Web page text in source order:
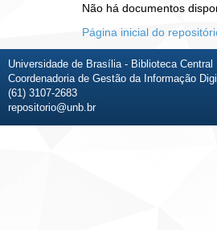
Não há documentos
Página inicial do
Universidade de Brasília - Biblioteca Central
Coordenadoria de Gestão da Informação
(61) 3107-2683
repositorio@unb.br